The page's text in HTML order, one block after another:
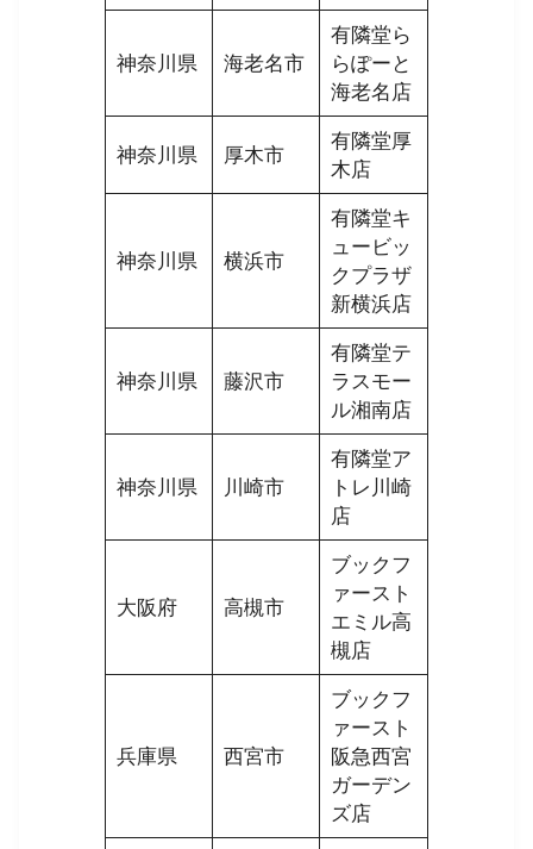
神奈川県 海老名市
有隣堂ら
らぽーと
海老名店
神奈川県 厚木市
有隣堂厚
木店
神奈川県 横浜市
有隣堂キ
ュービッ
クプラザ
新横浜店
神奈川県 藤沢市
有隣堂テ
ラスモー
ル湘南店
神奈川県 川崎市
有隣堂ア
トレ川崎
店
大阪府 高槻市
ブックフ
ァースト
エミル高
槻店
兵庫県 西宮市
ブックフ
ァースト
阪急西宮
ガーデン
ズ店